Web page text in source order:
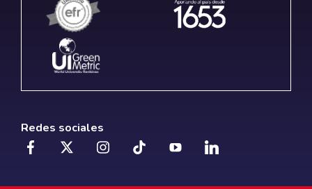
Redes sociales